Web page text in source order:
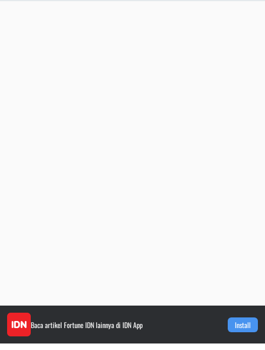
Baca artikel Fortune IDNlainnya di IDN App Install